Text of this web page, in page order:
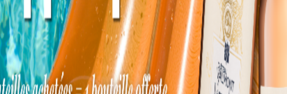
« Découverte Alsace »
Coffret 6 bouteilles - Vins
d'Alsace
Gewurztraminer
Sélection de Grains Nobles
2022